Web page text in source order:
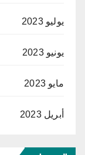
يوليو 2023
يونيو 2023
مايو 2023
أبريل 2023